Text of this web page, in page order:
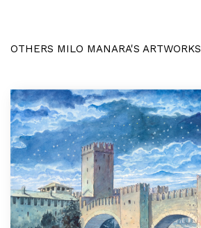
OTHERS MILO MANARA'S ARTWORKS